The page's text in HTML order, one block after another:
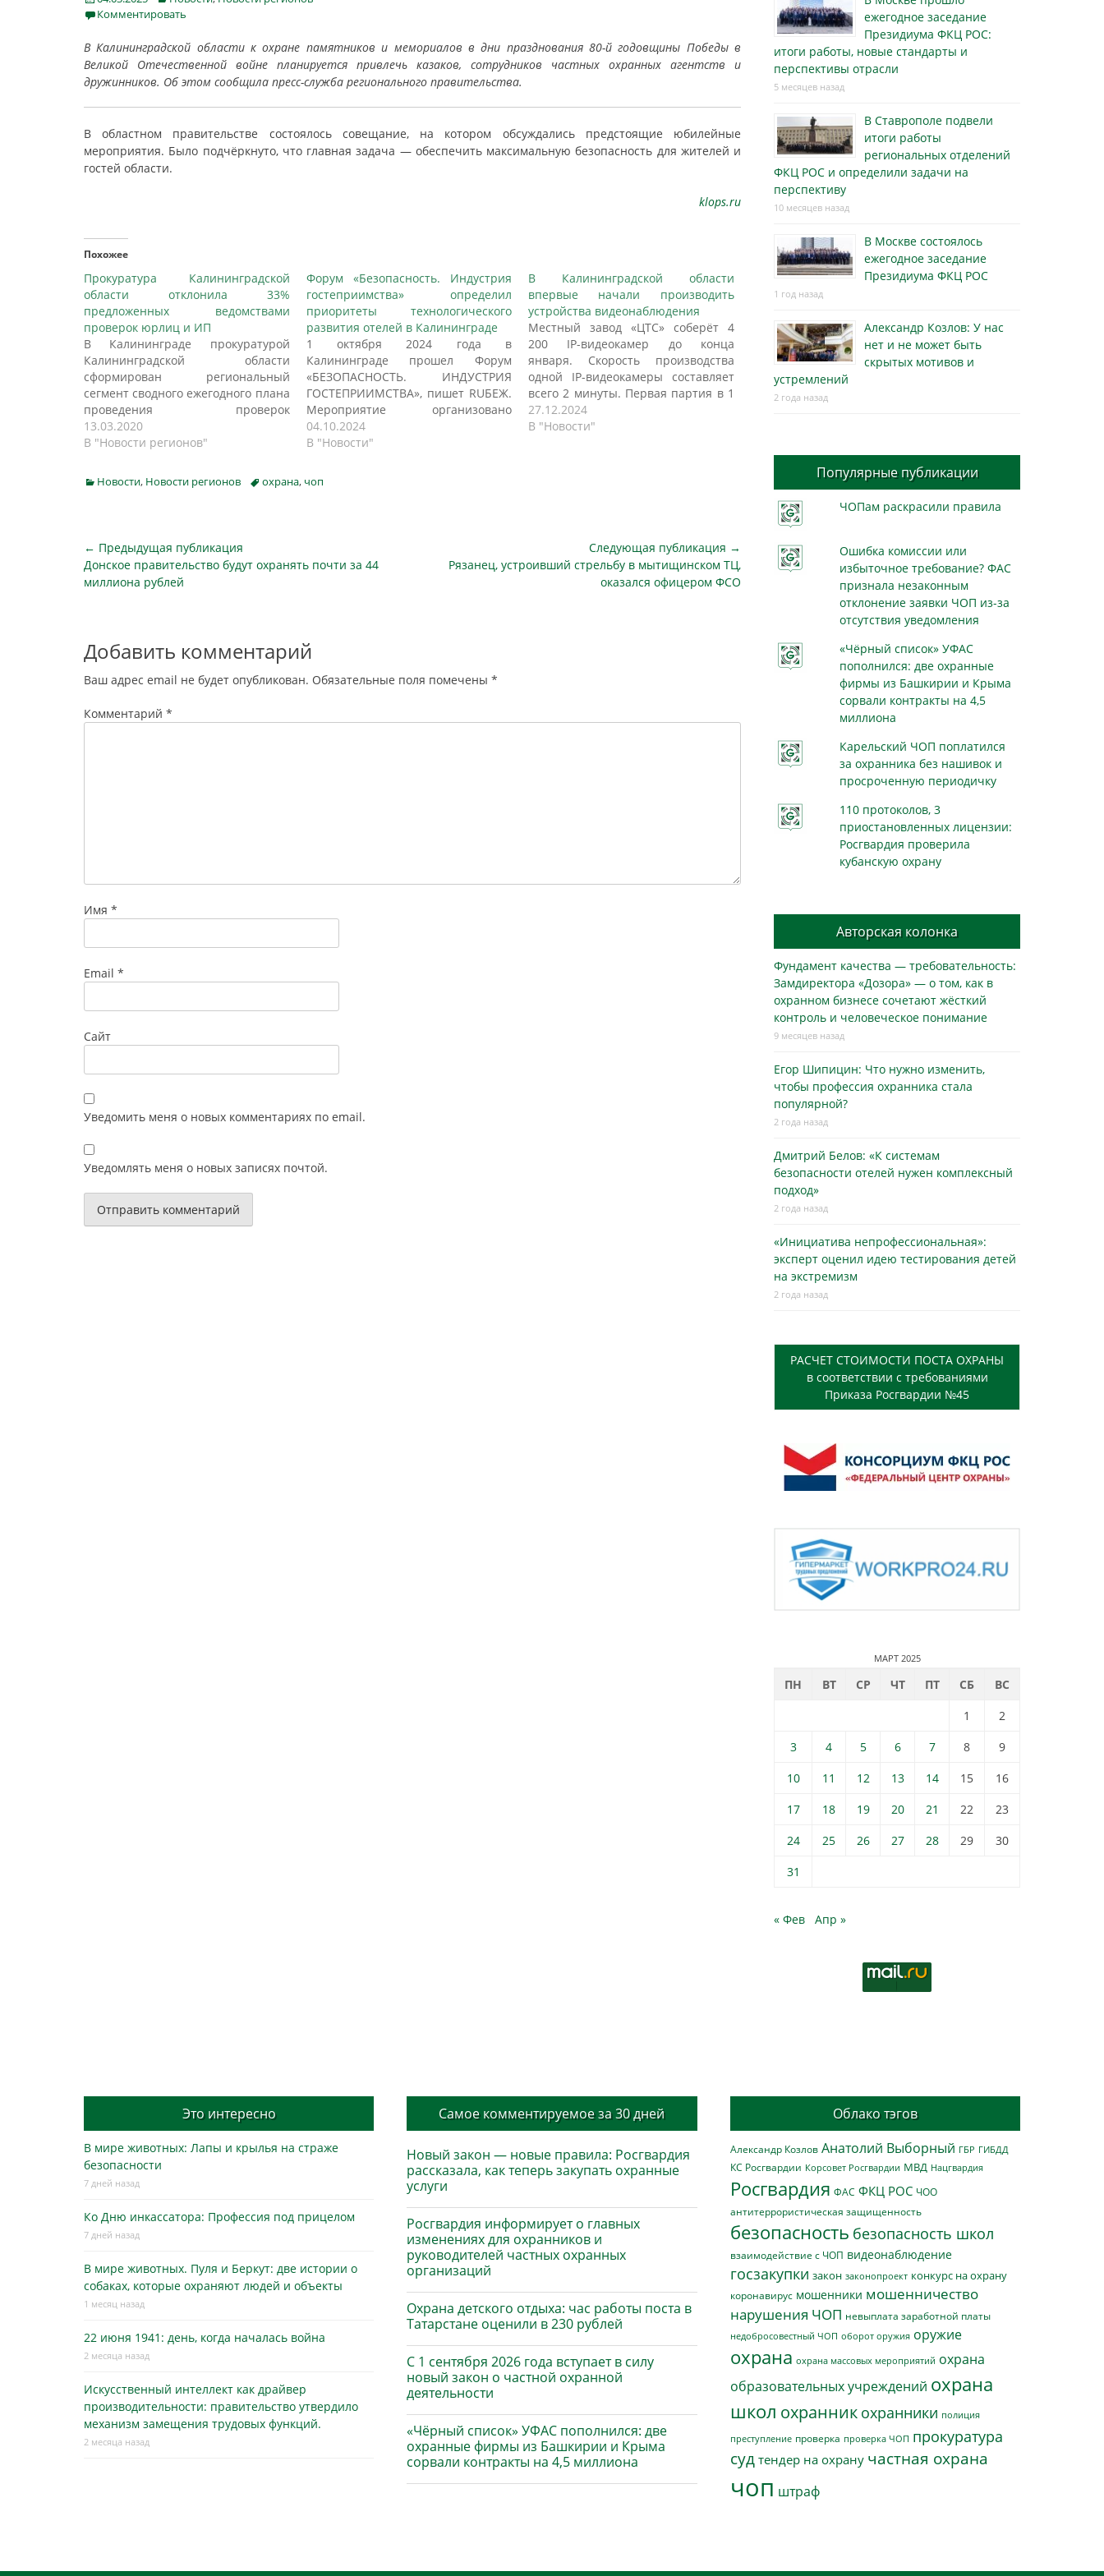
onКомментировать
В Калининградской области к охране памятников и мемориалов в дни празднования 80-й годовщины Победы в
Великой Отечественной войне планируется привлечь казаков, сотрудников частных охранных агентств и
дружинников. Об этом сообщила пресс-служба регионального правительства.
В областном правительстве состоялось совещание, на котором обсуждались предстоящие юбилейные
мероприятия. Было подчёркнуто, что главная задача — обеспечить максимальную безопасность для жителей и
гостей области.
klops.ru
Похожее
Прокуратура Калининградской
области отклонила 33%
предложенных ведомствами
проверок юрлиц и ИП
В Калининграде прокуратурой
Калининградской области
сформирован региональный
сегмент сводного ежегодного плана
проведения проверок
юридических лиц и
индивидуальных
Проекты планов на 2020 год не
предоставлены в прокуратуру
Калининградской области и
управлением Роскомнадзора по
Калининградской области. Проект
плана проведения проверок
13.03.2020
В "Новости регионов"
Форум «Безопасность. Индустрия
гостеприимства» определил
приоритеты технологического
развития отелей в Калининграде
1 октября 2024 года в
Калининграде прошел Форум
«БЕЗОПАСНОСТЬ. ИНДУСТРИЯ
ГОСТЕПРИИМСТВА», пишет RUБЕЖ.
Мероприятие организовано
Консорциумом производителей
охранных и пожарных систем
Layta, а также инжиниринговой
компании «Интеллект-
04.10.2024
В "Новости"
В Калининградской области
впервые начали производить
устройства видеонаблюдения
Местный завод «ЦТС» соберёт 4
200 IP-видеокамер до конца
января. Скорость производства
одной IP-видеокамеры составляет
всего 2 минуты. Первая партия в 1
000 штук уже отгружена заказчику,
пишет dvlife.ru. IP-видеокамеры –
Минпромторга…
27.12.2024
В "Новости"
Categories
Новости, Новости регионов Tagsохрана, чоп
Навигация
по
← Предыдущая публикация
Предыдущая
публикация
Донское правительство будут охранять почти за 44
миллиона рублей
Следующая публикация →
СледующаяРязанец, устроивший стрельбу в мытищинском ТЦ,
оказался офицером ФСО
Добавить комментарий
Ваш адрес email не будет опубликован. Обязательные поля помечены *
Комментарий *
Имя *
Email *
Сайт
Уведомить меня о новых комментариях по email.
Уведомлять меня о новых записях почтой.
ежегодное заседание
Президиума ФКЦ РОС:
итоги работы, новые стандарты и
перспективы отрасли
5 месяцев назад
В Ставрополе подвели
итоги работы
региональных отделений
ФКЦ РОС и определили задачи на
перспективу
10 месяцев назад
В Москве состоялось
ежегодное заседание
Президиума ФКЦ РОС
1 год назад
Александр Козлов: У нас
нет и не может быть
скрытых мотивов и
устремлений
2 года назад
Популярные публикации
ЧОПам раскрасили правила
Ошибка комиссии или
избыточное требование? ФАС
признала незаконным
отклонение заявки ЧОП из-за
отсутствия уведомления
«Чёрный список» УФАС
пополнился: две охранные
фирмы из Башкирии и Крыма
сорвали контракты на 4,5
миллиона
Карельский ЧОП поплатился
за охранника без нашивок и
просроченную периодичку
110 протоколов, 3
приостановленных лицензии:
Росгвардия проверила
кубанскую охрану
Авторская колонка
Фундамент качества — требовательность:
Замдиректора «Дозора» — о том, как в
охранном бизнесe сочетают жёсткий
контроль и человеческое понимание
9 месяцев назад
Егор Шипицин: Что нужно изменить,
чтобы профессия охранника стала
популярной?
2 года назад
Дмитрий Белов: «К системам
безопасности отелей нужен комплексный
подход»
2 года назад
«Инициатива непрофессиональная»:
эксперт оценил идею тестирования детей
на экстремизм
2 года назад
РАСЧЕТ СТОИМОСТИ ПОСТА ОХРАНЫ
в соответствии с требованиями
Приказа Росгвардии №45
МАРТ 2025
ПН ВТ СР ЧТ ПТ СБ
ВС
1
2
3
4 5 6 7 8
9
10
11 12 13 14 15
16
17
18 19 20 21 22
23
24
25 26 27 28 29
30
31
« Фев Апр »
Это интересно
В мире животных: Лапы и крылья на страже
безопасности
7 дней назад
Ко Дню инкассатора: Профессия под прицелом
7 дней назад
В мире животных. Пуля и Беркут: две истории о
собаках, которые охраняют людей и объекты
1 месяц назад
22 июня 1941: день, когда началась война
2 месяца назад
Искусственный интеллект как драйвер
производительности: правительство утвердило
механизм замещения трудовых функций.
2 месяца назад
Самое комментируемое за 30 дней
Новый закон — новые правила: Росгвардия
рассказала, как теперь закупать охранные
услуги
Росгвардия информирует о главных
изменениях для охранников и
руководителей частных охранных
организаций
Охрана детского отдыха: час работы поста в
Татарстане оценили в 230 рублей
С 1 сентября 2026 года вступает в силу
новый закон о частной охранной
деятельности
«Чёрный список» УФАС пополнился: две
охранные фирмы из Башкирии и Крыма
сорвали контракты на 4,5 миллиона
Облако тэгов
Александр Козлов Анатолий Выборный ГБР ГИБДД
КС Росгвардии Корсовет Росгвардии МВД Нацгвардия
Росгвардия ФАС ФКЦ РОС ЧОО
антитеррористическая защищенность
безопасность безопасность школ
взаимодействие с ЧОП видеонаблюдение
госзакупки закон законопроект конкурс на охрану
коронавирус мошенники мошенничество
нарушения ЧОП невыплата заработной платы
недобросовестный ЧОП оборот оружия оружие
охрана охрана массовых мероприятий охрана
образовательных учреждений охрана
школ охранник охранники полиция
преступление проверка проверка ЧОП прокуратура
суд тендер на охрану частная охрана
чоп штраф